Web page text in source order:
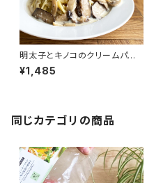
明太子とキノコのクリームパスタ
ソース
¥1,485
同じカテゴリの商品